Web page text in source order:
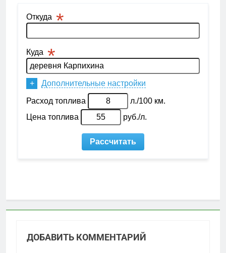
ДОБАВИТЬ КОММЕНТАРИЙ